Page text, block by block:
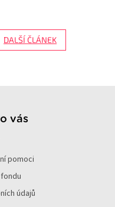
DALŠÍ ČLÁNEK
vás
pomoci
údajů